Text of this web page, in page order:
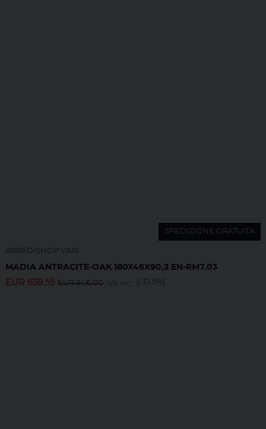
SPEDIZIONE GRATUITA
ARREDISHOP VARI
MADIA ANTRACITE-OAK 180X46X90,3 EN-RM7.03
EUR 638,55 EUR946,00 IVA incl. [-32.5%]